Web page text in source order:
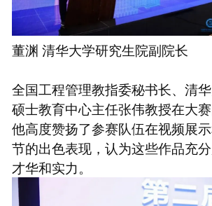
董渊 清华大学研究生院副院长
全国工程管理教指委秘书长、清
硕士教育中心主任张伟教授在大
他高度赞扬了参赛队伍在视频展
节的出色表现，认为这些作品充
才华和实力。